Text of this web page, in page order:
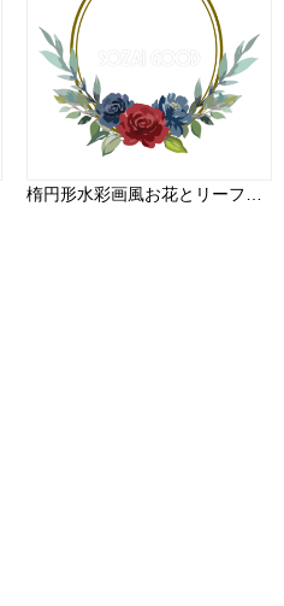
楕円形水彩画風お花とリーフモチーフ おしゃれなボタニカル風(植物)のフレーム枠イラスト無料 フリー86480